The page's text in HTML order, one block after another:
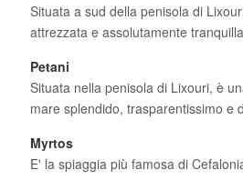
Situata a sud della penisola di
attrezzata e assolutamente
Petani
Situata nella penisola di Lixouri, è
mare splendido, trasparentissimo e
Myrtos
E' la spiaggia più famosa di